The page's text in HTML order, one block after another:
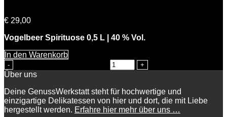
€ 29,00
Vogelbeer Spirituose 0,5 L | 40 % Vol.
In den Warenkorb
Über uns
Deine GenussWerkstatt steht für hochwertige und
einzigartige Delikatessen von hier und dort, die mit Liebe
hergestellt werden. Erfahre hier mehr über uns …